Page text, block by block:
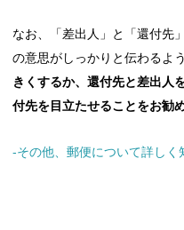
なお、「差出人」と「還付先
の意思がしっかりと伝わるよ
きくするか、還付先と差出人
付先を目立たせることをお勧
-その他、郵便について詳しく